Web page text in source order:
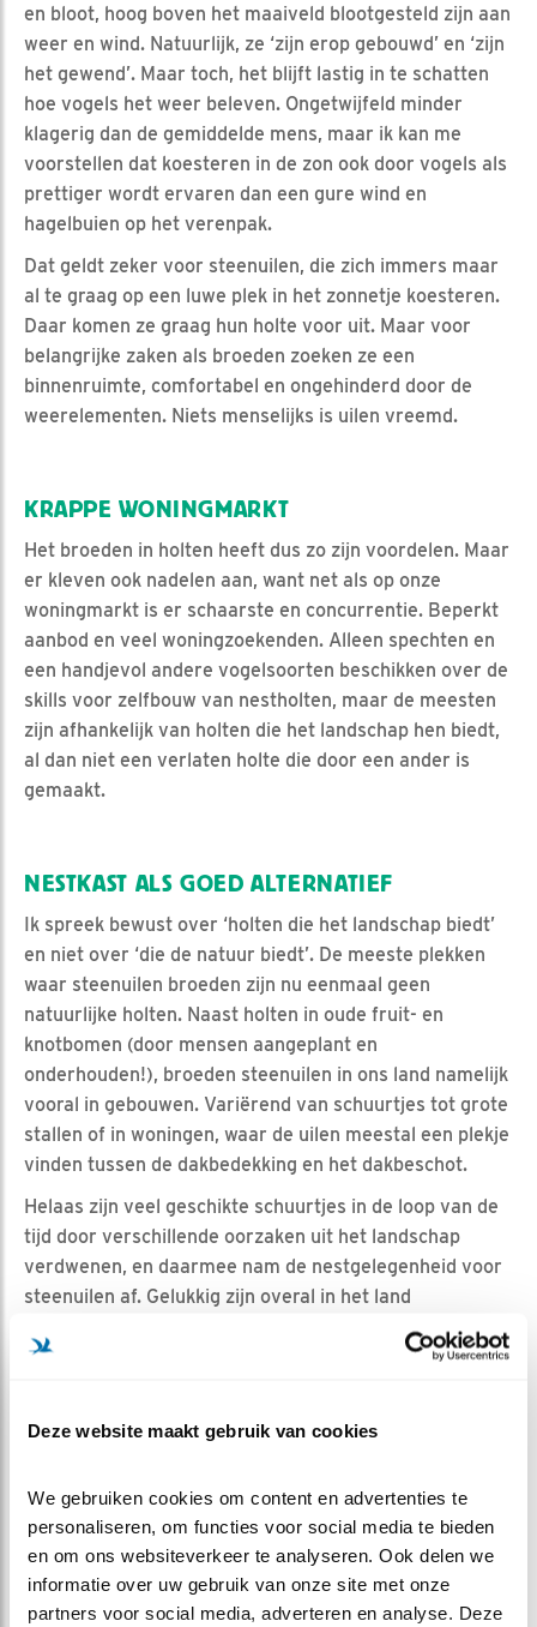
Deze website maakt gebruik van cookies
We gebruiken cookies om content en advertenties te
personaliseren, om functies voor social media te bieden
en om ons websiteverkeer te analyseren. Ook delen we
informatie over uw gebruik van onze site met onze
partners voor social media, adverteren en analyse. Deze
en bloot, hoog boven het maaiveld blootgesteld zijn aan
weer en wind. Natuurlijk, ze ‘zijn erop gebouwd’ en ‘zijn
het gewend’. Maar toch, het blijft lastig in te schatten
hoe vogels het weer beleven. Ongetwijfeld minder
klagerig dan de gemiddelde mens, maar ik kan me
voorstellen dat koesteren in de zon ook door vogels als
prettiger wordt ervaren dan een gure wind en
hagelbuien op het verenpak.
Dat geldt zeker voor steenuilen, die zich immers maar
al te graag op een luwe plek in het zonnetje koesteren.
Daar komen ze graag hun holte voor uit. Maar voor
belangrijke zaken als broeden zoeken ze een
binnenruimte, comfortabel en ongehinderd door de
weerelementen. Niets menselijks is uilen vreemd.
KRAPPE WONINGMARKT
Het broeden in holten heeft dus zo zijn voordelen. Maar
er kleven ook nadelen aan, want net als op onze
woningmarkt is er schaarste en concurrentie. Beperkt
aanbod en veel woningzoekenden. Alleen spechten en
een handjevol andere vogelsoorten beschikken over de
skills voor zelfbouw van nestholten, maar de meesten
zijn afhankelijk van holten die het landschap hen biedt,
al dan niet een verlaten holte die door een ander is
gemaakt.
NESTKAST ALS GOED ALTERNATIEF
Ik spreek bewust over ‘holten die het landschap biedt’
en niet over ‘die de natuur biedt’. De meeste plekken
waar steenuilen broeden zijn nu eenmaal geen
natuurlijke holten. Naast holten in oude fruit- en
knotbomen (door mensen aangeplant en
onderhouden!), broeden steenuilen in ons land namelijk
vooral in gebouwen. Variërend van schuurtjes tot grote
stallen of in woningen, waar de uilen meestal een plekje
vinden tussen de dakbedekking en het dakbeschot.
Helaas zijn veel geschikte schuurtjes in de loop van de
tijd door verschillende oorzaken uit het landschap
verdwenen, en daarmee nam de nestgelegenheid voor
steenuilen af. Gelukkig zijn overal in het land
vrijwilligers en erfbewoners begaan met steenuilen en
zijn er veel nestkasten geplaatst. Deze alternatieve
derde van alle Nederlandse steenuilen in nestkasten